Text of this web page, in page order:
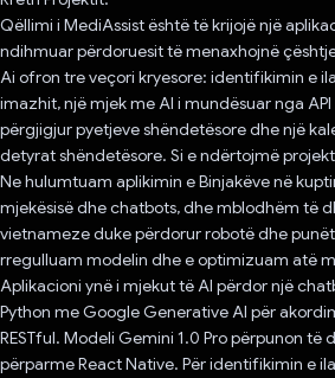
Qëllimi i MediAssist është të krijojë një
ndihmuar përdoruesit të menaxhojnë
Ai ofron tre veçori kryesore: identifikimin e
imazhit, një mjek me AI i mundësuar nga
përgjigjur pyetjeve shëndetësore dhe një
detyrat shëndetësore. Si e ndërtojmë
Ne hulumtuam aplikimin e Binjakëve në
mjekësisë dhe chatbots, dhe mblodhëm të
vietnameze duke përdorur robotë dhe
rregulluam modelin dhe e optimizuam atë
Aplikacioni ynë i mjekut të AI përdor një
Python me Google Generative AI për
RESTful. Modeli Gemini 1.0 Pro përpunon të
përparme React Native. Për identifikimin e